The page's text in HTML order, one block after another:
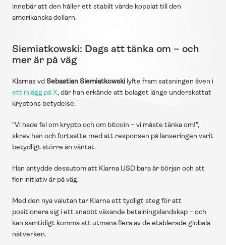
innebär att den håller ett stabilt värde kopplat till den
amerikanska dollarn.
Siemiatkowski: Dags att tänka om – och
mer är på väg
Klarnas vd Sebastian Siemiatkowski
ett inlägg på X, där han erkände att bolaget länge underskattat
kryptons betydelse.
"Vi hade fel om krypto och om bitcoin – vi måste tänka om!",
skrev han och fortsatte med att responsen på lanseringen varit
betydligt större än väntat.
Han antydde dessutom att Klarna USD bara är början och att
fler initiativ är på väg.
Med den nya valutan tar Klarna ett tydligt steg för att
positionera sig i ett snabbt växande betalningslandskap – och
kan samtidigt komma att utmana flera av de etablerade globala
nätverken.